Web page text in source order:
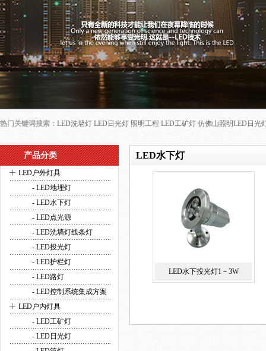
热门关键词搜索： LED洗墙灯 LED日光灯 照明工程 LED工矿灯 仿佛山照明LED日光
产品分类
+ LED户外灯具
- LED地埋灯
- LED水下灯
- LED点光源
- LED洗墙灯线条灯
- LED投光灯
- LED护栏灯
- LED路灯
- LED控制系统集成方案
+ LED户内灯具
- LED工矿灯
- LED日光灯
LED水下灯
LED水下投光灯1－3W